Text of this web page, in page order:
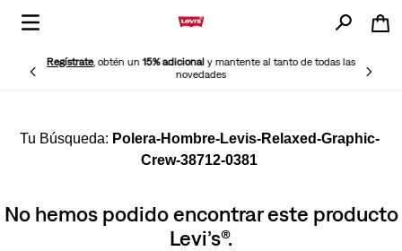
Regístrate, obtén un15% adicionaly mantente al tanto de todas las
novedades
Polera-Hombre-Levis-Relaxed-Graphic-
Crew-38712-0381
No hemos podido encontrar este producto
Levi’s®.